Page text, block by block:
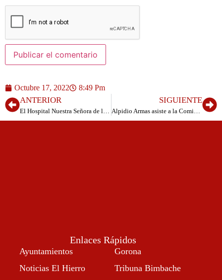
Octubre 17, 2022 8:49 Pm
ANTERIOR
El Hospital Nuestra Señora de los Reyes habilita un baño adaptado para personas ostomizadas
SIGUIENTE
Alpidio Armas asiste a la Comisión General de Cabildos
Enlaces Rápidos
Ayuntamientos
Noticias El Hierro
Gorona
Tribuna Bimbache